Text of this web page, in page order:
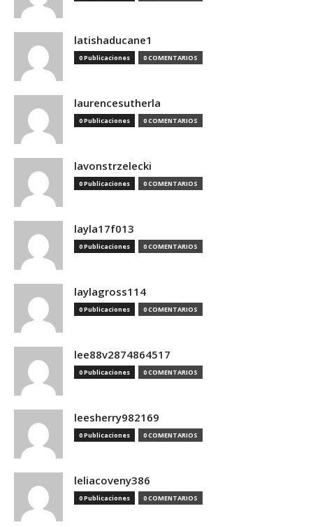
latishaducane1
0 Publicaciones 0 COMENTARIOS
laurencesutherla
0 Publicaciones 0 COMENTARIOS
lavonstrzelecki
0 Publicaciones 0 COMENTARIOS
layla17f013
0 Publicaciones 0 COMENTARIOS
laylagross114
0 Publicaciones 0 COMENTARIOS
lee88v2874864517
0 Publicaciones 0 COMENTARIOS
leesherry982169
0 Publicaciones 0 COMENTARIOS
leliacoveny386
0 Publicaciones 0 COMENTARIOS